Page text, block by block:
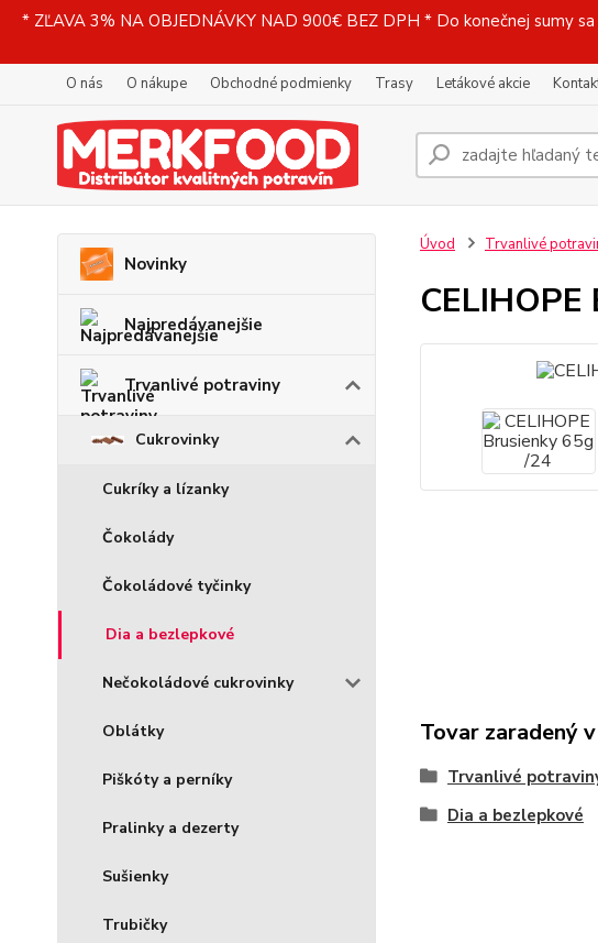
* ZĽAVA 3% NA OBJEDNÁVKY NAD 900€ BEZ DPH * Do konečnej sumy
O nás O nákupe Obchodné podmienky Trasy Letákové akcie
Novinky
Najpredávanejšie
Trvanlivé potraviny
Cukrovinky
Cukríky a lízanky
Čokolády
Čokoládové tyčinky
Dia a bezlepkové
Nečokoládové cukrovinky
Oblátky
Piškóty a perníky
Pralinky a dezerty
Sušienky
Trubičky
Úvod Trvanlivé
Tovar zaradený
Trvanlivé
Dia a bezlepkové